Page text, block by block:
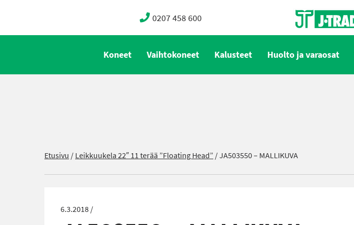
0207 458 600
Koneet Vaihtokoneet Kalusteet Huolto ja varaosat
Etusivu /Leikkuukela 22″ 11 terää ”Floating Head” /JA503550 – MALLIKUVA
6.3.2018 /